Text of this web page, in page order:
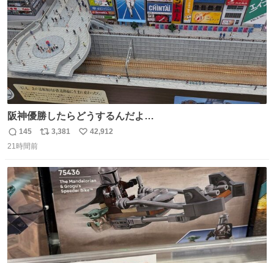
阪神優勝したらどうするんだよ…
返
信
145
リ
ト
数
3,381
い
数
42,912
21時間前